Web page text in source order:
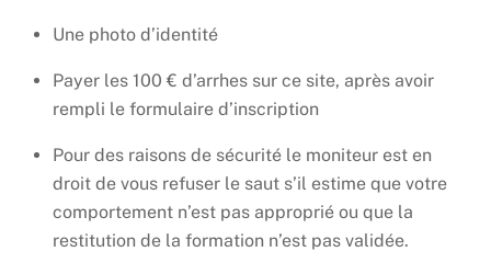
Une photo d’identité
Payer les 100 € d’arrhes sur ce site, après avoir
rempli le formulaire d’inscription
Pour des raisons de sécurité le moniteur est en
droit de vous refuser le saut s’il estime que votre
comportement n’est pas approprié ou que la
restitution de la formation n’est pas validée.